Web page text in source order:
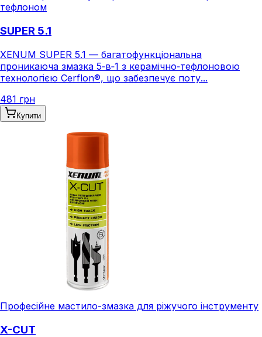
тефлоном
SUPER 5.1
XENUM SUPER 5.1 — багатофункціональна
проникаюча змазка 5‑в‑1 з керамічно‑тефлоновою
технологією Cerflon®, що забезпечує поту...
481 грн
Купити
Професійне мастило-змазка для ріжучого інструменту
X-CUT